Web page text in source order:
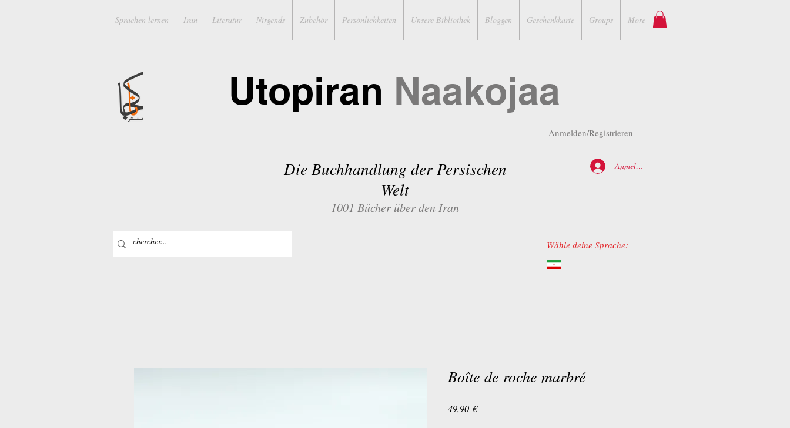
Sprachen lernen Iran Literatur Nirgends Zubehör Persönlichkeiten Unsere Bibliothek Bloggen Geschenkkarte Groups More
Anmelden/Registrieren
Utopiran Naakojaa
Die Buchhandlung der Persischen
Welt
Anmelden
1001 Bücher über den Iran
Wähle deine Sprache:
Boîte de roche marbré
49,90 €Preis